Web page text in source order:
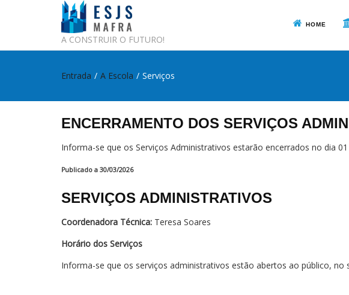
A CONSTRUIR O FUTURO!
HOME
Entrada / A Escola / Serviços
ENCERRAMENTO DOS SERVIÇOS
Informa-se que os Serviços Administrativos estarão encerrados no dia
Publicado a 30/03/2026
SERVIÇOS ADMINISTRATIVOS
Coordenadora Técnica: Teresa Soares
Horário dos Serviços
Informa-se que os serviços administrativos estão abertos ao público, no